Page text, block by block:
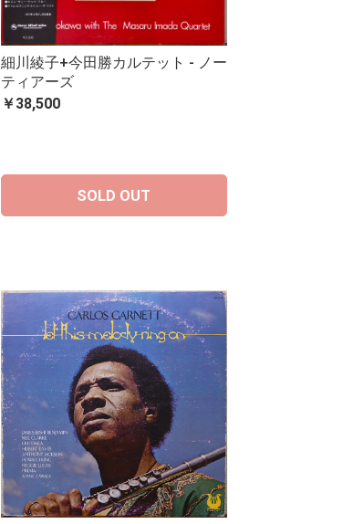
細川綾子+今田勝カルテット - ノー
ティアーズ
￥38,500
SOLD OUT